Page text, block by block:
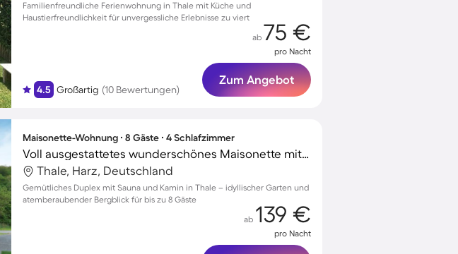
Familienfreundliche Ferienwohnung in Thale mit Küche und
Haustierfreundlichkeit für unvergessliche Erlebnisse zu viert
4.5 Großartig (10 Bewertungen)
ab 75 €
pro Nacht
Zum Angebot
Maisonette-Wohnung ∙ 8 Gäste ∙ 4 Schlafzimmer
Voll ausgestattetes wunderschönes Maisonette mit Garten, Sauna und Terrasse | Bergblick
Thale, Harz, Deutschland
Gemütliches Duplex mit Sauna und Kamin in Thale – idyllischer Garten und
atemberaubender Bergblick für bis zu 8 Gäste
ab 139 €
pro Nacht